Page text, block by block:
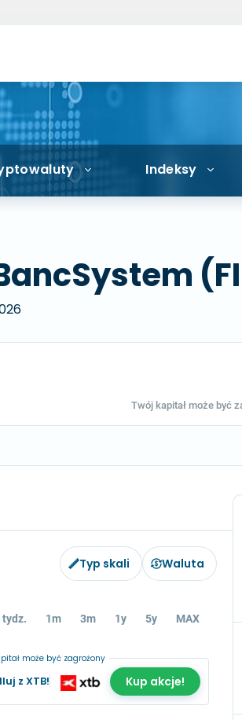
Indeksy
Twój kapitał może być
Typ skali Waluta
tydz. 1m 3m 1y 5y MAX
z XTB!
może być zagrożony
Kup akcje!